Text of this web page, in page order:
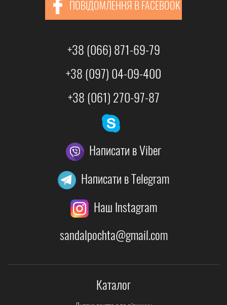
ПОВІДОМЛЕННЯ В FACEBOOK
+38 (066) 871-69-79
+38 (097) 04-09-400
+38 (061) 270-97-87
Написати в Viber
Написати в Telegram
Наш Instagram
sandalpochta@gmail.com
Каталог